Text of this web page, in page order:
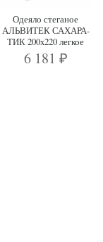
Одеяло стеганое
АЛЬВИТЕК САХАРА-
ТИК 200x220 легкое
6 181 ₽